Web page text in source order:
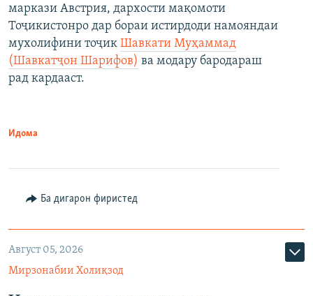
маркази Австрия, дархости мақомоти
Тоҷикистонро дар бораи истирдоди намояндаи
мухолифини тоҷик Шавкати Муҳаммад
(Шавкатҷон Шарифов) ва модару бародараш
рад кардааст.
Идома
Ба дигарон фиристед
Август 05, 2026
Мирзонабии Холиқзод